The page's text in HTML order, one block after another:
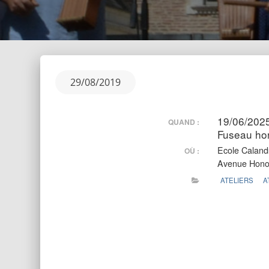
Posted
29/08/2019
QUAND : 19/06/
Fuseau
OÙ :
Ecole
Avenue
ATELIERS